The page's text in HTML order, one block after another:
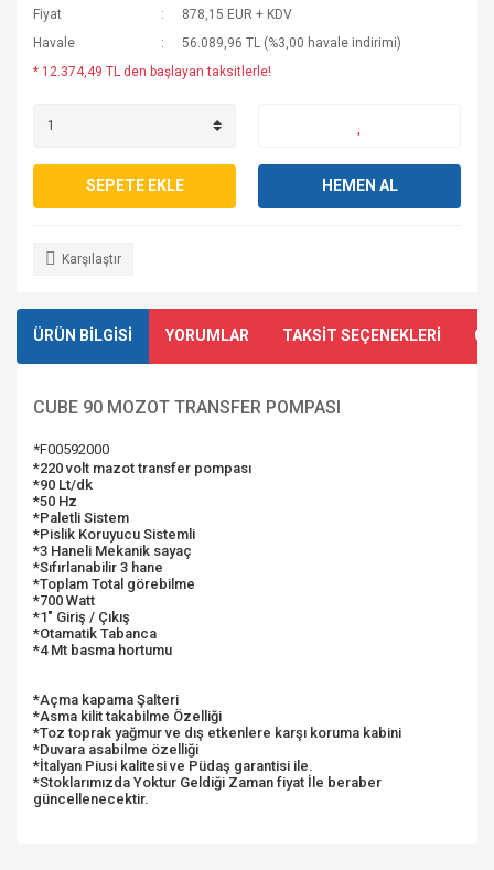
Fiyat
878,15 EUR + KDV
Havale
56.089,96 TL (%3,00 havale indirimi)
* 12.374,49 TL den başlayan taksitlerle!
SEPETE EKLE HEMEN AL
Karşılaştır
ÜRÜN BİLGİSİ YORUMLAR TAKSİT SEÇENEKLERİ
CUBE 90 MOZOT TRANSFER POMPASI
*F00592000
*220 volt mazot transfer pompası
*90 Lt/dk
*50 Hz
*Paletli Sistem
*Pislik Koruyucu Sistemli
*3 Haneli Mekanik sayaç
*Sıfırlanabilir 3 hane
*Toplam Total görebilme
*700 Watt
*1" Giriş / Çıkış
*Otamatik Tabanca
*4 Mt basma hortumu
*Açma kapama Şalteri
*Asma kilit takabilme Özelliği
*Toz toprak yağmur ve dış etkenlere karşı koruma kabini
*Duvara asabilme özelliği
*İtalyan Piusi kalitesi ve Püdaş garantisi ile.
*Stoklarımızda Yoktur Geldiği Zaman fiyat İle beraber
güncellenecektir.